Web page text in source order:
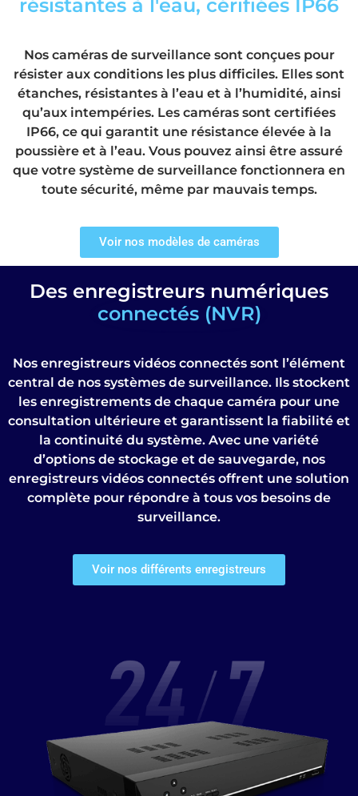
résistantes à l'eau, cérifiées IP66
Nos caméras de surveillance sont conçues pour
résister aux conditions les plus difficiles. Elles sont
étanches, résistantes à l’eau et à l’humidité, ainsi
qu’aux intempéries. Les caméras sont certifiées
IP66, ce qui garantit une résistance élevée à la
poussière et à l’eau. Vous pouvez ainsi être assuré
que votre système de surveillance fonctionnera en
toute sécurité, même par mauvais temps.
Voir nos modèles de caméras
Des enregistreurs numériques
connectés (NVR)
Nos enregistreurs vidéos connectés sont l’élément
central de nos systèmes de surveillance. Ils stockent
les enregistrements de chaque caméra pour une
consultation ultérieure et garantissent la fiabilité et
la continuité du système. Avec une variété
d’options de stockage et de sauvegarde, nos
enregistreurs vidéos connectés offrent une solution
complète pour répondre à tous vos besoins de
surveillance.
Voir nos différents enregistreurs